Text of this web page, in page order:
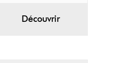
Découvrir